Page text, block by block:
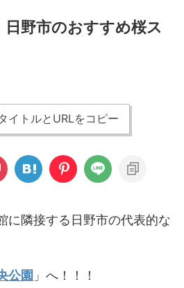
日野市のおすすめ桜ス
イトルとURLをコピー
に隣接する日野市の代表的な
公園 」へ！！！